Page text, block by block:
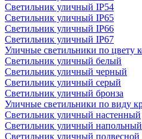
Светильник уличный IP54
Светильник уличный IP65
Светильник уличный IP66
Светильник уличный IP67
Уличные светильники по цвету
Светильник уличный белый
Светильник уличный черный
Светильник уличный серый
Светильник уличный бронза
Уличные светильники по виду
Светильник уличный настенный
Светильник уличный напольный
Светильник уличный подвесной